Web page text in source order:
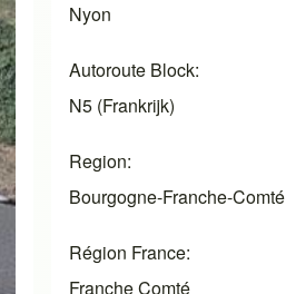
Nyon
Autoroute Block
N5 (Frankrijk)
Region
Bourgogne-Franche-Comté
Région France
Franche Comté